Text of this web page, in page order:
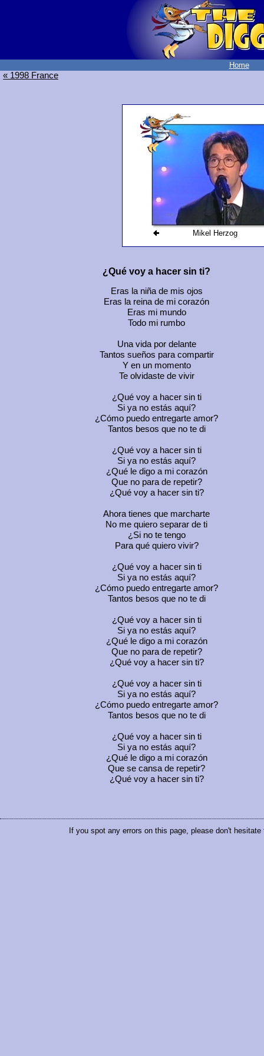
Home
« 1998 France
Mikel Herzog
¿Qué voy a hacer sin ti?
Eras la niña de mis ojos
Eras la reina de mi corazón
Eras mi mundo
Todo mi rumbo
Una vida por delante
Tantos sueños para compartir
Y en un momento
Te olvidaste de vivir
¿Qué voy a hacer sin ti
Si ya no estás aquí?
¿Cómo puedo entregarte amor?
Tantos besos que no te di
¿Qué voy a hacer sin ti
Si ya no estás aquí?
¿Qué le digo a mi corazón
Que no para de repetir?
¿Qué voy a hacer sin ti?
Ahora tienes que marcharte
No me quiero separar de ti
¿Si no te tengo
Para qué quiero vivir?
¿Qué voy a hacer sin ti
Si ya no estás aquí?
¿Cómo puedo entregarte amor?
Tantos besos que no te di
¿Qué voy a hacer sin ti
Si ya no estás aquí?
¿Qué le digo a mi corazón
Que no para de repetir?
¿Qué voy a hacer sin ti?
¿Qué voy a hacer sin ti
Si ya no estás aquí?
¿Cómo puedo entregarte amor?
Tantos besos que no te di
¿Qué voy a hacer sin ti
Si ya no estás aquí?
¿Qué le digo a mi corazón
Que se cansa de repetir?
¿Qué voy a hacer sin ti?
If you spot any errors on this page, please don't